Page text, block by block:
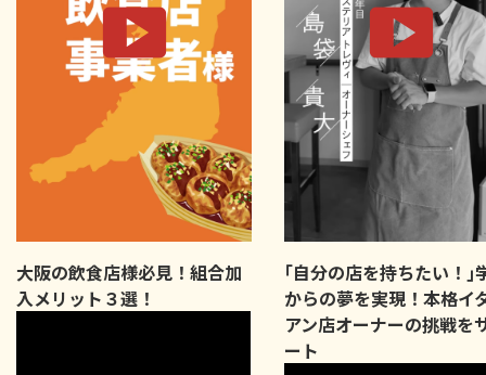
大阪の飲食店様必見！組合加
入メリット３選！
｢自分の店を持ちたい！｣
からの夢を実現！本格イ
アン店オーナーの挑戦を
ート